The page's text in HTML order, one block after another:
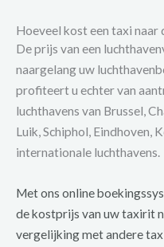
Hoeveel kost een taxi naar
De prijs van een
naargelang uw
profiteert u echter van
luchthavens van Brussel,
Luik, Schiphol, Eindhoven,
internationale luchthavens.
Met ons online
de kostprijs van uw taxirit
vergelijking met andere